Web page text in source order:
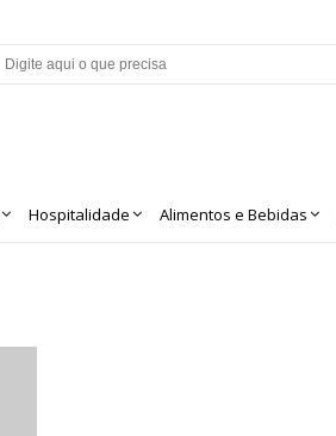
Hospitalidade Alimentos e Bebidas